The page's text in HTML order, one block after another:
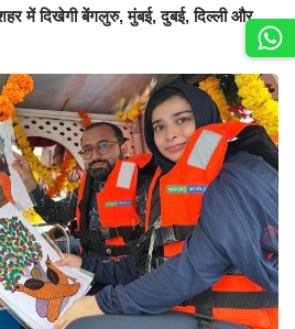
में दिखेगी बेंगलुरु, मुंबई, दुबई, दिल्ली और